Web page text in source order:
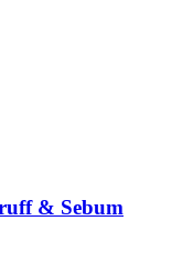
& Sebum